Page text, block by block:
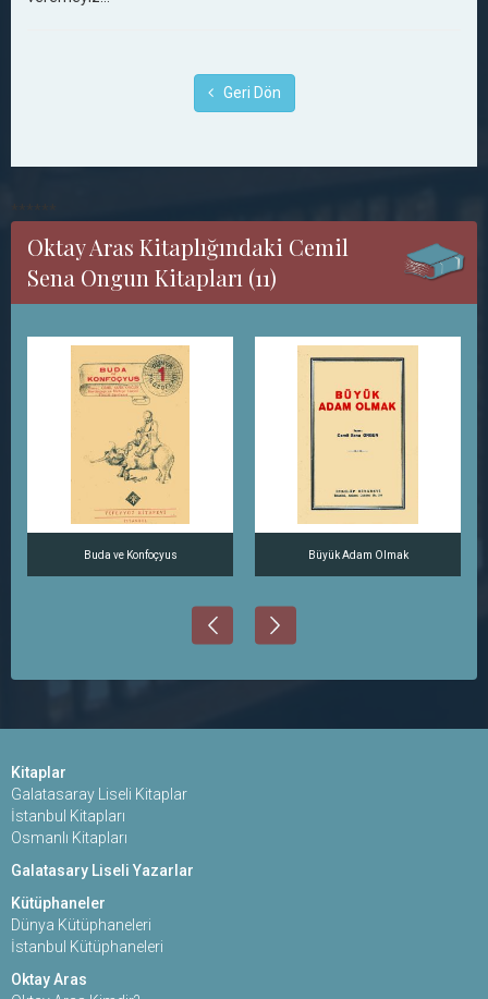
Geri Dön
Oktay Aras Kitaplığındaki Cemil
Sena Ongun Kitapları (11)
Buda ve Konfoçyus Büyük Adam Olmak
Kitaplar
Galatasaray Liseli Kitaplar
İstanbul Kitapları
Osmanlı Kitapları
Galatasary Liseli Yazarlar
Kütüphaneler
Dünya Kütüphaneleri
İstanbul Kütüphaneleri
Oktay Aras